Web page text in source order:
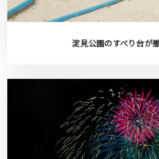
淀見公園のすべり台が